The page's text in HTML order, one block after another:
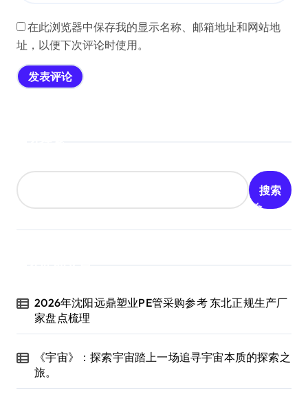
在此浏览器中保存我的显示名称、邮箱地址和网站地
址，以便下次评论时使用。
搜索
2026年沈阳远鼎塑业PE管采购参考 东北正规生产厂
家盘点梳理
《宇宙》：探索宇宙踏上一场追寻宇宙本质的探索之
旅。